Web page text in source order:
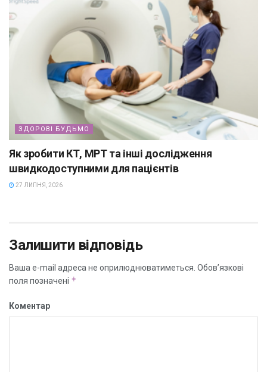
ЗДОРОВІ БУДЬМО
Як зробити КТ, МРТ та інші дослідження
швидкодоступними для пацієнтів
27 ЛИПНЯ, 2026
Залишити відповідь
Ваша e-mail адреса не оприлюднюватиметься. Обов’язкові
поля позначені *
Коментар